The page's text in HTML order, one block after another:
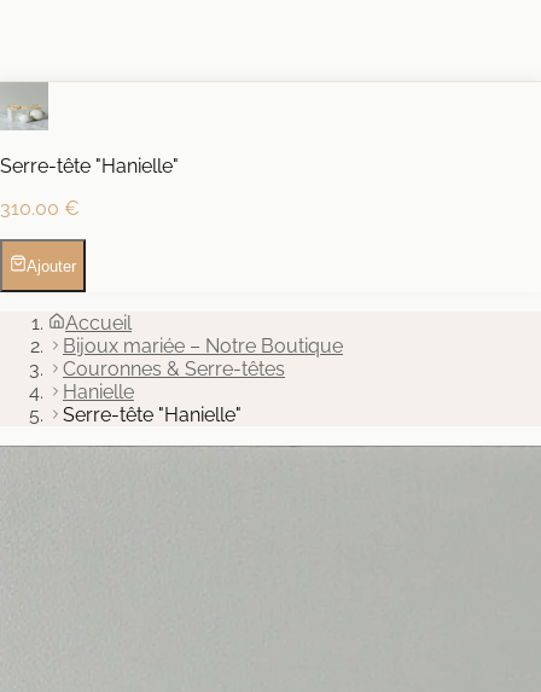
Serre-tête "Hanielle"
310.00 €
Ajouter
Accueil
Bijoux mariée – Notre Boutique
Couronnes & Serre-têtes
Hanielle
Serre-tête "Hanielle"